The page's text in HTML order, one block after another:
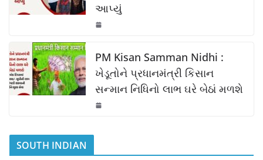
આપ્યું
PM Kisan Samman Nidhi :
ખેડૂતોને પ્રધાનમંત્રી કિસાન
સન્માન નિધિનો લાભ ઘરે બેઠાં મળશે
SOUTH INDIAN